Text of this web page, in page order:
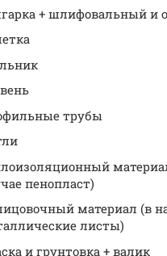
+ шлифовальный и
трубы
пенопласт)
материал (в
листы)
и грунтовка + валик